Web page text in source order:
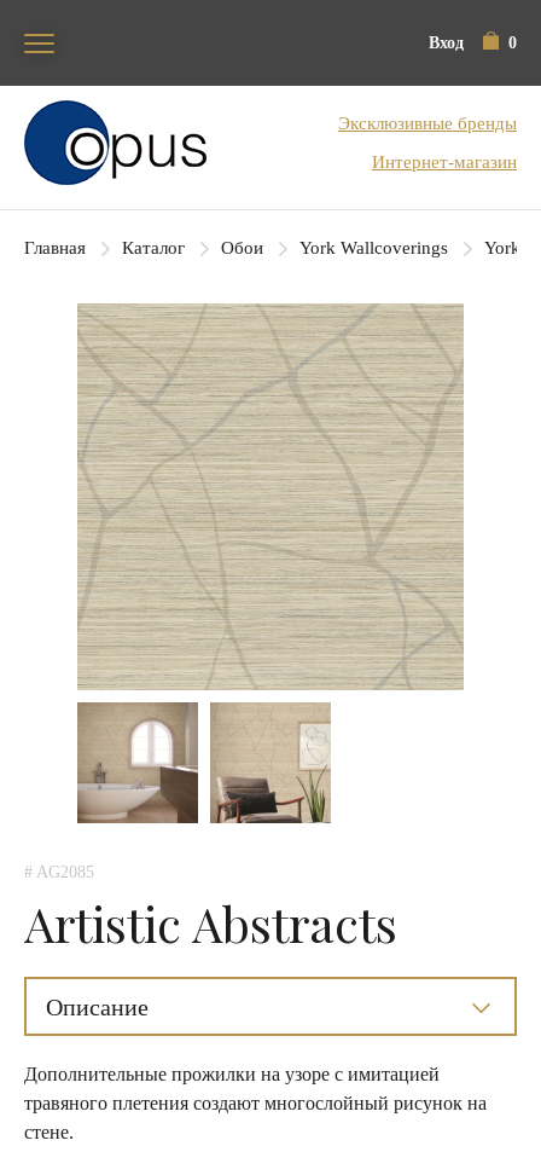
Вход 0
Блок поиска
Эксклюзивные бренды
Интернет-магазин
Главная Каталог Обои York Wallcoverings York
# AG2085
Artistic Abstracts
Описание
Дополнительные прожилки на узоре с имитацией
травяного плетения создают многослойный рисунок на
стене.